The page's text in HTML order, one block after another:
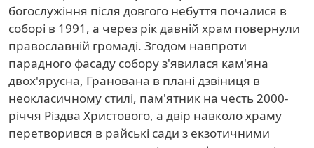
богослужіння після довгого небуття почалися в
соборі в 1991, а через рік давній храм повернули
православній громаді. Згодом навпроти
парадного фасаду собору з'явилася кам'яна
двох'ярусна, Гранована в плані дзвіниця в
неокласичному стилі, пам'ятник на честь 2000-
річчя Різдва Христового, а двір навколо храму
перетворився в райські сади з екзотичними